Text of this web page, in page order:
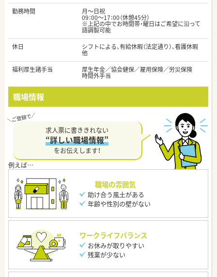
勤務時間
月～日祝
09：00～17：00（休憩45分）
※上記の中でお時間帯・曜日はご希望に沿って
語調製可能
休日
シフトによる、有給休暇（法定通り）、看護休暇
他
福利厚生諸手当
厚生年金／協会健保／雇用保険／労災保険
時間外手当
職場情報
求人票に書ききれない
“詳しい職場情報”
をお伝えします！
職場の雰囲気
助け合う風土がある
年齢や性別の壁がない
ワークライフバランス
お休みが取りやすい
残業が少ない